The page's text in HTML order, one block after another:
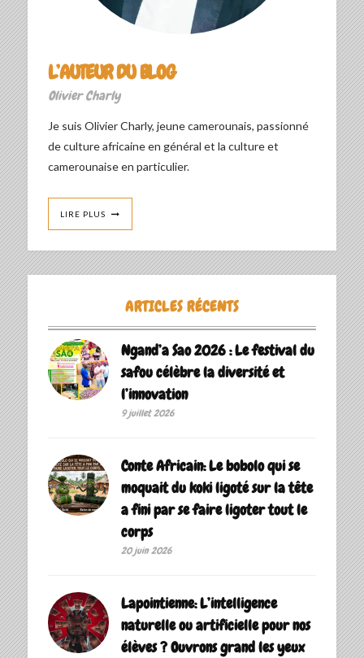
L’AUTEUR DU BLOG
Olivier Charly
Je suis Olivier Charly, jeune camerounais, passionné
de culture africaine en général et la culture et
camerounaise en particulier.
LIRE PLUS
ARTICLES RÉCENTS
Ngand’a Sao 2026 : Le festival du
safou célèbre la diversité et
l’innovation
9 juillet 2026
Conte Africain: Le bobolo qui se
moquait du koki ligoté sur la tête
a fini par se faire ligoter tout le
corps
20 juin 2026
Lapointienne: L’intelligence
naturelle ou artificielle pour nos
élèves ? Ouvrons grand les yeux